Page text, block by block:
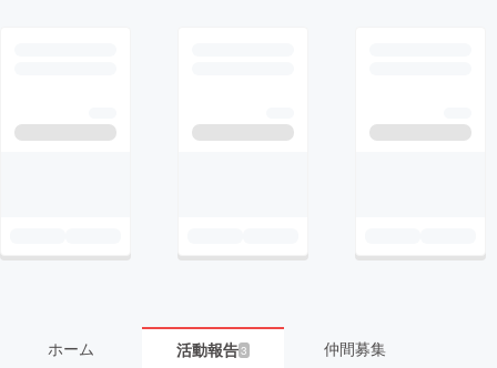
ホーム 活動報告3 仲間募集